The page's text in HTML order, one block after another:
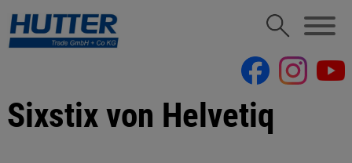
Sixstix von Helvetiq